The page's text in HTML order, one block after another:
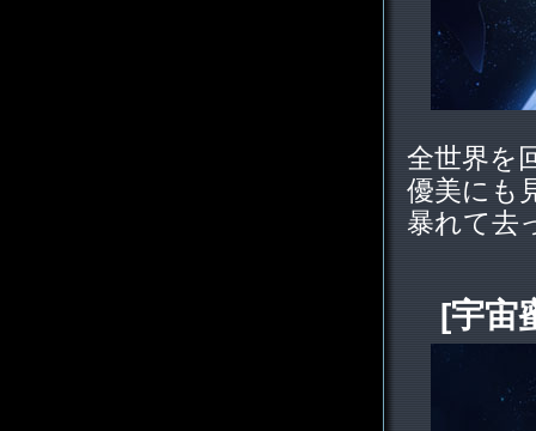
全世界を
優美にも
暴れて去
[宇宙